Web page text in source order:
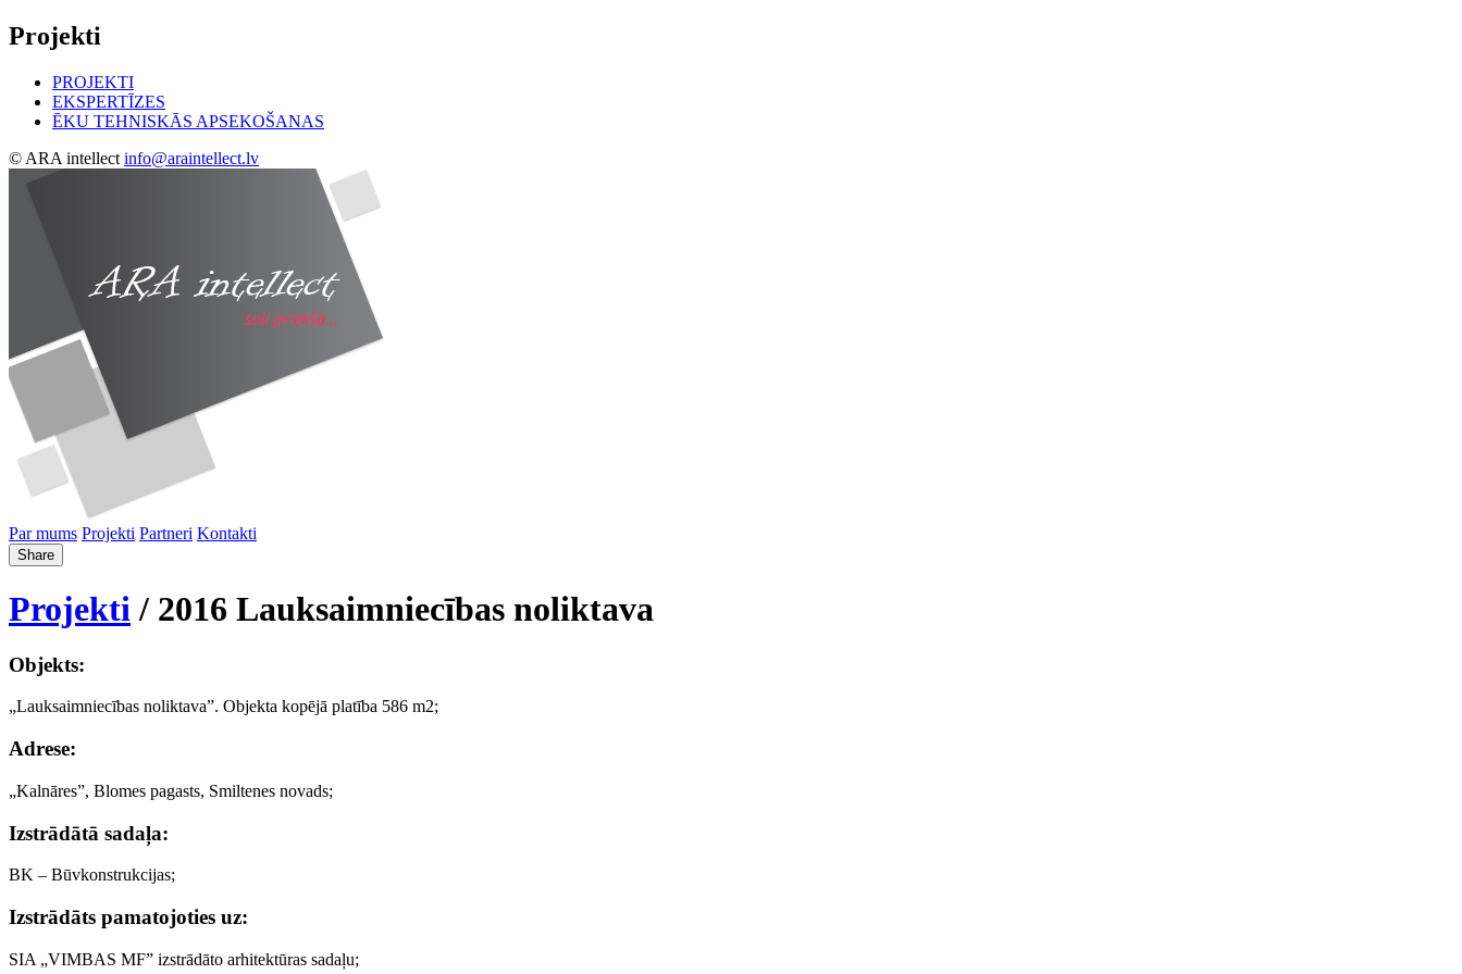
Projekti
PROJEKTI
EKSPERTĪZES
ĒKU TEHNISKĀS APSEKOŠANAS
© ARA intellect info@araintellect.lv
Par mums Projekti Partneri Kontakti
Share
Projekti/ 2016 Lauksaimniecības noliktava
Objekts:
„Lauksaimniecības noliktava”. Objekta kopējā platība 586 m2;
Adrese:
„Kalnāres”, Blomes pagasts, Smiltenes novads;
Izstrādātā sadaļa:
BK – Būvkonstrukcijas;
Izstrādāts pamatojoties uz:
SIA „VIMBAS MF” izstrādāto arhitektūras sadaļu;